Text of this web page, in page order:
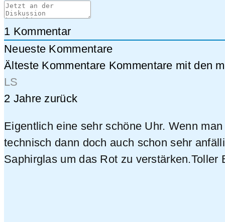
1 Kommentar
Neueste Kommentare
Älteste Kommentare Kommentare mit den
LS
2 Jahre zurück
Eigentlich eine sehr schöne Uhr. Wenn
technisch dann doch auch schon sehr
Saphirglas um das Rot zu verstärken.Toller